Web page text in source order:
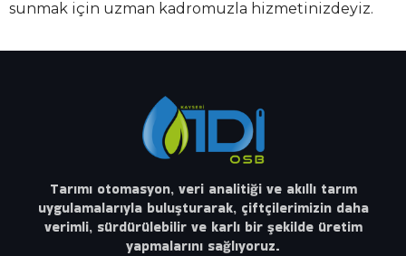
sunmak için uzman kadromuzla hizmetinizdeyiz.
Tarımı otomasyon, veri analitiği ve akıllı tarım
uygulamalarıyla buluşturarak, çiftçilerimizin daha
verimli, sürdürülebilir ve karlı bir şekilde üretim
yapmalarını sağlıyoruz.